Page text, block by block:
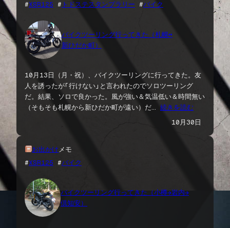
#XSR125 # トドステスタンプラリー #バイク
バイクツーリング行ってきた（札幌↔
新ひだか町）
10月13日（月・祝）、バイクツーリングに行ってきた。友
人を誘ったが「行けない」と言われたのでソロツーリング
だ。結果、ソロで良かった。風が強い＆気温低い＆時間無い
（そもそも札幌から新ひだか町が遠い）だ… 続きを読む
10月30日
お出かけ メモ
#XSR125 #バイク
バイクツーリング行ってきた（小樽→岩内→
倶知安）